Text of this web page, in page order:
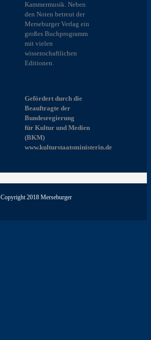
Kammermusik. Neben
den Noten betreut der
Merseburger Verlag ein
großes Buchprogramm
mit vielen
wissenschaftlichen
Editionen.
Gefördert durch die
Beauftragte der
Bundesregierung
für Kultur und Medien
(BKM)
www.kulturstaatsministerin.de
Copyright 2018 Merseburger